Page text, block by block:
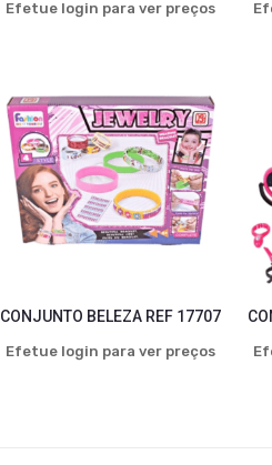
Efetue login para ver preços
CONJUNTO BELEZA REF 17707
Efetue login para ver preços